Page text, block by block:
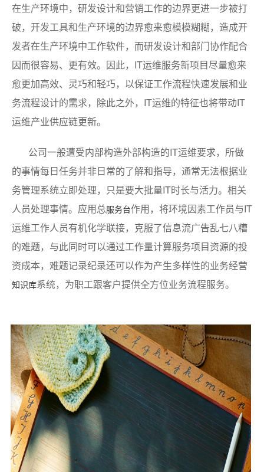
在生产环境中，研发设计和营销工作的边界更进一步被打
破，开发工具和生产环境的边界愈来愈模模糊糊，造成开
发者在生产环境中工作软件，而研发设计和部门协作配合
因而很容易、更有效。因此，IT运维服务新项目尽量愈来
愈更加高效、灵巧和轻巧，以保证工作流程快速发展和业
务流程设计的需求，除此之外，IT运维的特征也将带动IT
运维产业供应链更新。
公司一般遭受内部构造外部构造的IT运维要求，所做
的事情每日任务并非日常的了解和指导，通常无法根据业
务管理系统立即处理，只是要大批量IT时长与活力。相关
人员处理事情。应用总服务台作用，将环境因素工作员与IT
运维工作人员有机化学联接，克服了信息流广告乱七八糟
的难题，与此同时可以通过工作量计算服务项目资源的投
资成本，难题记录纪录还可以作为产生多样性的业务经营
知识库系统，为职工跟客户提供全方位业务流程服务。